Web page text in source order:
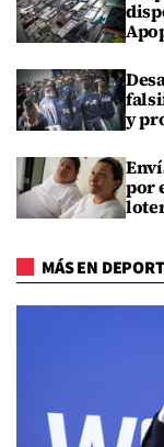
y
por
MÁS EN